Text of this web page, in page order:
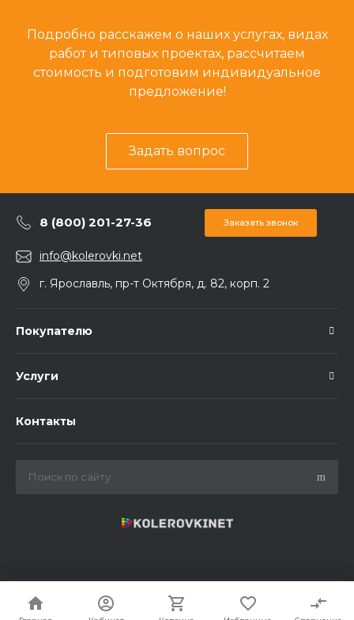
Подробно расскажем о наших услугах, видах
работ и типовых проектах, рассчитаем
стоимость и подготовим индивидуальное
предложение!
Задать вопрос
8 (800) 201-27-36 Заказать звонок
info@kolerovki.net
г. Ярославль, пр-т Октября, д. 82, корп. 2
Покупателю
Услуги
Контакты
© 2021 - 2026 Колеровки.Нет. Все права защищены.